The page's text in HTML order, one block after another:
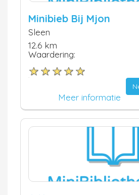
Minibieb Bij Mjon
Sleen
12.6 km
Waardering:
Meer informatie